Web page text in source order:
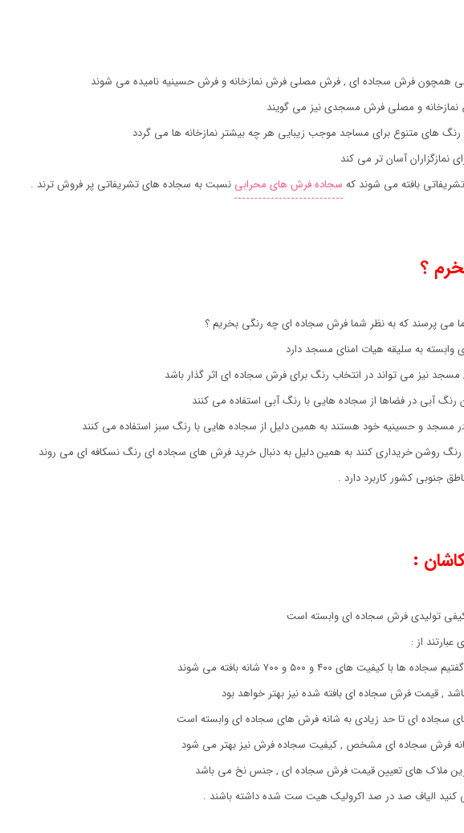
همچون فرش سجاده ای , فرش مصلی فرش نمازخانه و فرش حسینیه نامیده می شوند
و مصلی فرش مسجدی نیز می گویند
های متنوع برای مساجد موجب زیبایی هر چه بیشتر نمازخانه ها می گردد
نمازگزاران آسان تر می کند
بافته می شوند که سجاده فرش های محرابی نسبت به سجاده های تشریفاتی پر فروش ترند .
؟
می پرسند که به نظر شما فرش سجاده ای چه رنگی بخریم ؟
به سلیقه هیات امنای مسجد دارد
نیز می تواند در انتخاب رنگ برای فرش سجاده ای اثر گذار باشد
آبی در فضاها از سجاده هایی با رنگ آبی استفاده می کنند
مسجد و حسینیه خود هستند به همین دلیل از سجاده هایی با رنگ سبز استفاده می کنند
روشن خریداری کنند به همین دلیل به دنبال خرید فرش های سجاده ای رنگ نسکافه ای می روند
جنوبی کشور کاربرد دارد .
:
تولیدی فرش سجاده ای وابسته است
از :
, قیمت فرش سجاده ای بافته شده نیز بهتر خواهد بود
شانه فرش سجاده ای مشخص , کیفیت سجاده فرش نیز بهتر می شود
الیاف صد در صد اکرولیک هیت ست شده داشته باشند .